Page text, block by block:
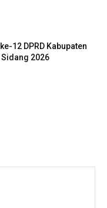
12 DPRD Kabupaten
2026